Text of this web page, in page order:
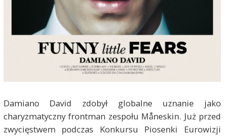
Damiano David zdobył globalne uznanie jako
charyzmatyczny frontman zespołu Måneskin. Już przed
zwycięstwem podczas Konkursu Piosenki Eurowizji